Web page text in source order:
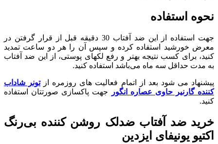
نحوه استفاده
جهت استفاده از این ضد آفتاب 30 دقیقه قبل از قرار گرفتن در
معرض خورشید استفاده کرده و سپس آن را هر دو ساعت تمدید
کنید، برای کسب نتیجه بهتر و رفع لک‎های پوستی، از این ضد آفتاب
به مدت حداقل سه ماه می‌باشد استفاده کنید.
پیشنهاد می شود بعد از اتمام فعالیت های روزمره ازتونر شاداب
کننده گارنیر حاوی عصاره انگور
جهت پاکسازی صورتتان استفاده
کنید.
خرید ضد آفتاب ضد‌لک روشن کننده بی‌رنگ
اکتیو یونیفای ایزدین